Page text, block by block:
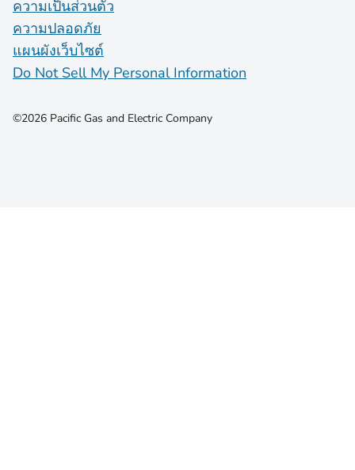
ความเป็นส่วนตัว
ความปลอดภัย
แผนผังเว็บไซต์
Do Not Sell My Personal Information
©2026 Pacific Gas and Electric Company